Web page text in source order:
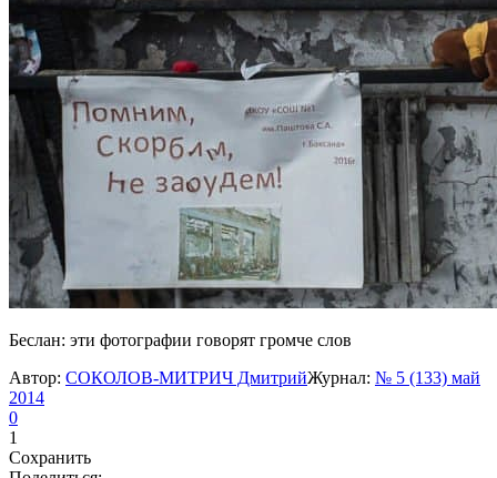
Беслан: эти фотографии говорят громче слов
Автор: СОКОЛОВ-МИТРИЧ ДмитрийЖурнал: № 5 (133) май
2014
0
1
Сохранить